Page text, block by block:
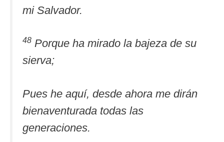
mi Salvador.
48 Porque ha mirado la bajeza de su
sierva;
Pues he aquí, desde ahora me dirán
bienaventurada todas las
generaciones.